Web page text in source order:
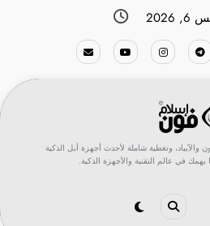
وتغطية شاملة لأحدث أجهزة أبل الذكية
يهمك في عالم التقنية والأجهزة الذكية.